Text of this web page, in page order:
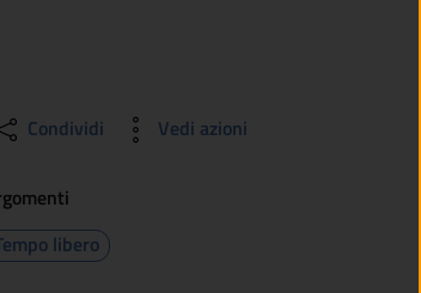
Condividi Vedi azioni
libero